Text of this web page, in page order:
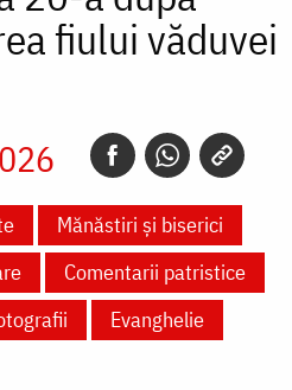
fiului văduvei
Mănăstiri și biserici
Comentarii patristice
Evanghelie